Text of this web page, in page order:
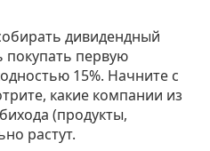
дивидендный
покупать первую
15%. Начните с
какие компании из
(продукты,
растут.